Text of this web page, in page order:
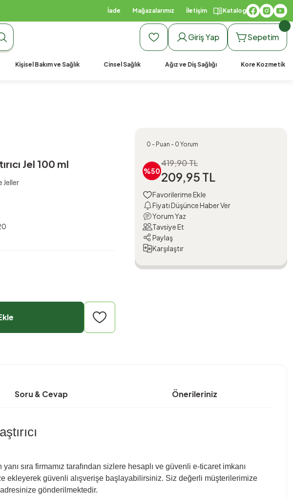
Kargo
İade Mağazalarımız İletişim Katalog
Giriş Yap Sepetim
Kişisel Bakım ve Sağlık Cinsel Sağlık Ağız ve Diş Sağlığı Kore Kozmetik
Jel 100 ml
Jeller
0 - Puan - 0 Yorum
%50
419,90 TL
209,95 TL
Fiyatı Düşünce Haber Ver
Yorum Yaz
Tavsiye Et
Paylaş
Karşılaştır
Soru & Cevap Önerileriniz
sıra firmamız tarafından sizlere hesaplı ve güvenli e-ticaret imkanı
ekleyerek güvenli alışverişe başlayabilirsiniz. Siz değerli müşterilerimize
gönderilmektedir.